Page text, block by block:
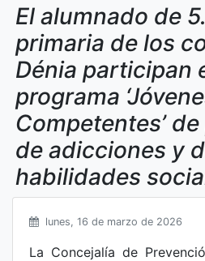
El alumnado de
primaria de los
Dénia participan
programa
Competentes’
de adicciones y
habilidades
lunes, 16 de marzo de 2026
La Concejalía de